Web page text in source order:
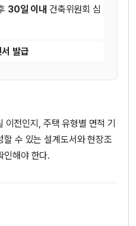
30일 이내 건축위원회 심
발급
전인지, 주택 유형별 면적 기
수 있는 설계도서와 현장조
인해야 한다.